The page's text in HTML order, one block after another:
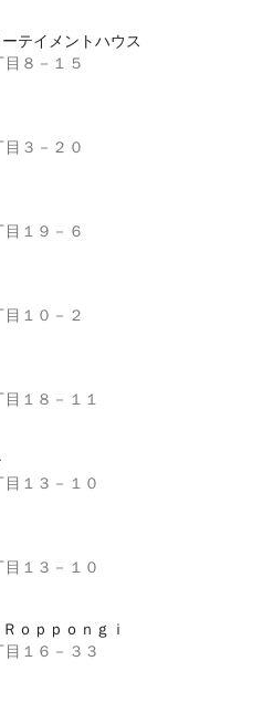
テイメントハウス
８－１５
３－２０
１９－６
１０－２
１８－１１
１３－１０
１３－１０
ｏｐｐｏｎｇｉ
１６－３３